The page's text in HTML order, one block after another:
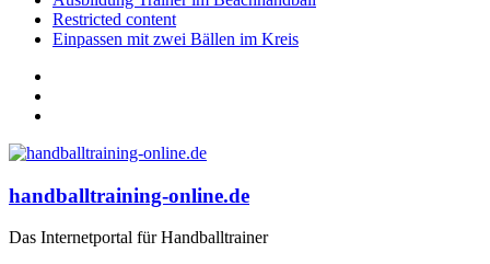
Restricted content
Einpassen mit zwei Bällen im Kreis
handballtraining-online.de
Das Internetportal für Handballtrainer